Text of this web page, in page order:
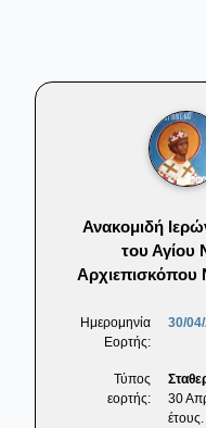
Ανακομιδή
του Αγίου
Αρχιεπισκόπου
Ημερομηνία
Εορτής:
30/
Τύπος
εορτής:
30
έτους.